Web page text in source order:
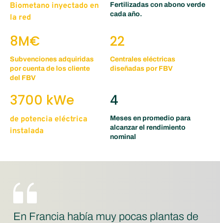
Biometano inyectado en
la red
Fertilizadas con abono verde
﻿cada año.
8M€
Subvenciones adquiridas
por cuenta de los cliente
del FBV
22
Centrales eléctricas
diseñadas por FBV
3700 kWe
de potencia eléctrica
instalada
4
Meses en promedio para
alcanzar el rendimiento
nominal
En Francia había muy pocas plantas de